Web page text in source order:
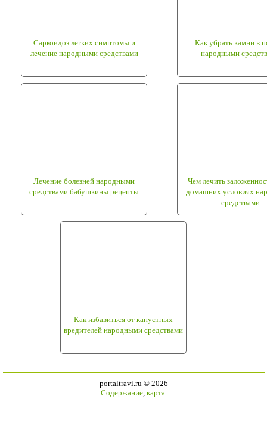
Саркоидоз легких симптомы и
лечение народными средствами
Как убрать камни в
народными
Лечение болезней народными
средствами бабушкины рецепты
Чем лечить
домашних условиях
средствами
Как избавиться от капустных
вредителей народными средствами
portaltravi.ru © 2026
Содержание, карта.